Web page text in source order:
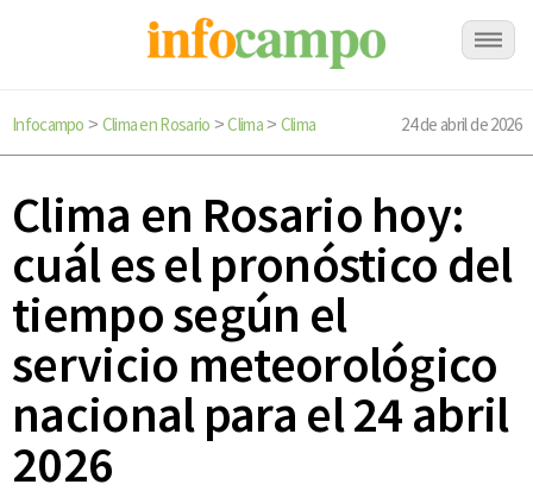
Infocampo > Clima en Rosario >Clima> Clima 24 de abril de 2026
Clima en Rosario hoy:
cuál es el pronóstico del
tiempo según el
servicio meteorológico
nacional para el 24 abril
2026